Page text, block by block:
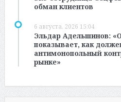
обман клиентов
6 августа, 2026 15:04
Эльдар Адельшинов:
показывает, как
антимонопольный
рынке»